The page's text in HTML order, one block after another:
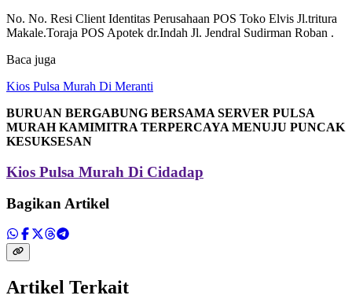
No. No. Resi Client Identitas Perusahaan POS Toko Elvis Jl.tritura
Makale.Toraja POS Apotek dr.Indah Jl. Jendral Sudirman Roban .
Baca juga
Kios Pulsa Murah Di Meranti
BURUAN BERGABUNG BERSAMA SERVER PULSA
MURAH KAMIMITRA TERPERCAYA MENUJU PUNCAK
KESUKSESAN
Kios Pulsa Murah Di Cidadap
Bagikan Artikel
Artikel Terkait